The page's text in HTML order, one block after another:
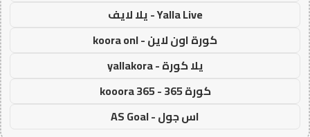
Yalla Live - يلا لايف
كورة اون لاين - koora onl
يلا كورة - yallakora
كورة 365 - kooora 365
اس جول - AS Goal